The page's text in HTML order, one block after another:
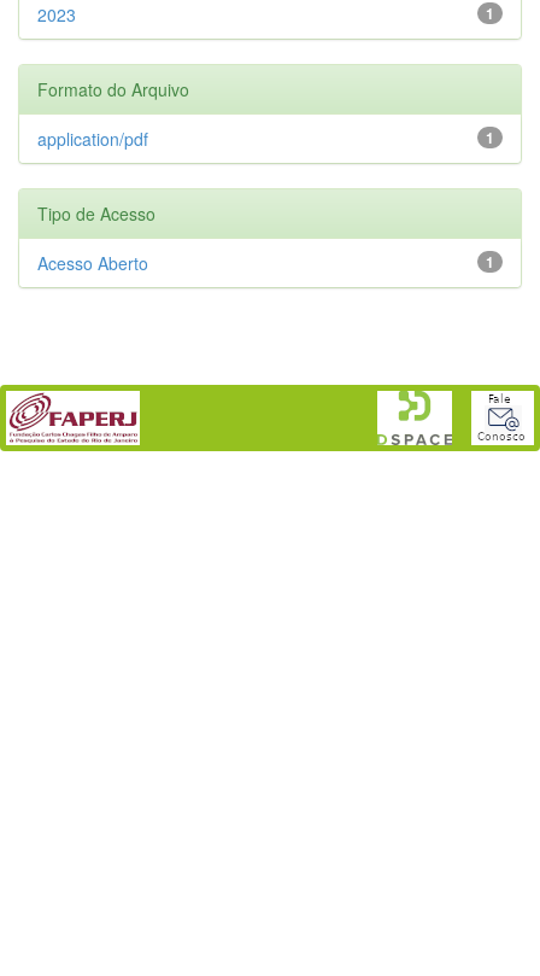
1
2023
Formato do Arquivo
1
application/pdf
Tipo de Acesso
1
Acesso Aberto